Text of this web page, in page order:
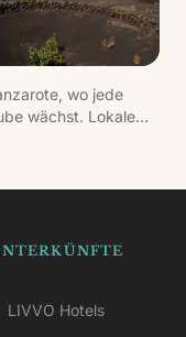
wo jede
wächst. Lokale
LIVVO Hotels